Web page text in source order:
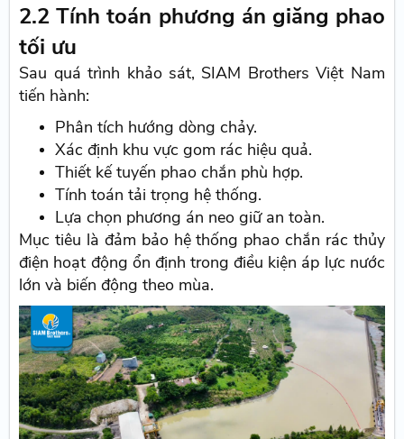
2.2 Tính toán phương án giăng phao
tối ưu
Sau quá trình khảo sát, SIAM Brothers Việt Nam
tiến hành:
Phân tích hướng dòng chảy.
Xác định khu vực gom rác hiệu quả.
Thiết kế tuyến phao chắn phù hợp.
Tính toán tải trọng hệ thống.
Lựa chọn phương án neo giữ an toàn.
Mục tiêu là đảm bảo hệ thống phao chắn rác thủy
điện hoạt động ổn định trong điều kiện áp lực nước
lớn và biến động theo mùa.